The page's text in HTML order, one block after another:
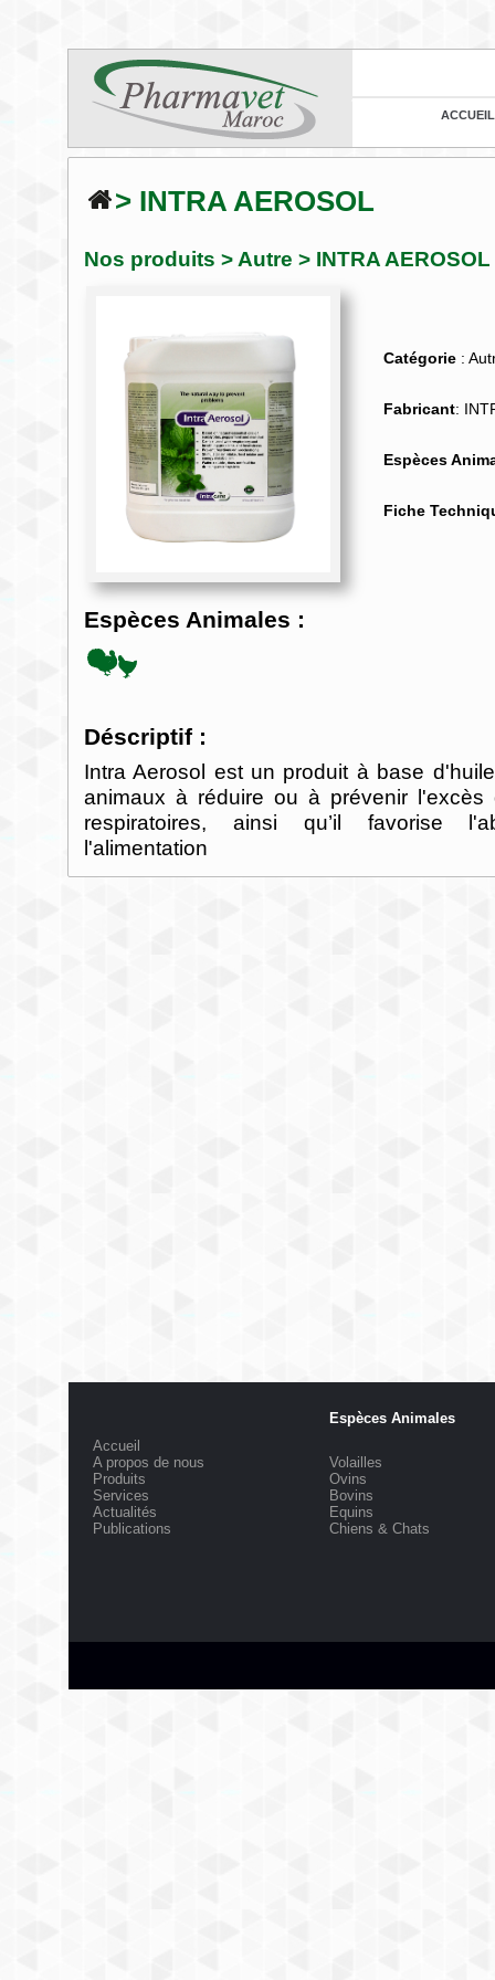
ACCUEIL
> INTRA AEROSOL
Nos produits > Autre > INTRA AEROSOL
Catégorie :
Fabricant:
Espèces
Fiche
Espèces Animales :
Déscriptif :
Intra Aerosol est un produit à base
animaux à réduire ou à prévenir
respiratoires, ainsi qu’il favorise
l'alimentation
Accueil
A propos de nous
Produits
Services
Actualités
Publications
Espèces Animales
Volailles
Ovins
Bovins
Equins
Chiens & Chats